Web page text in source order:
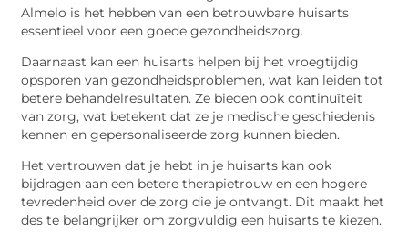
Almelo is het hebben van een betrouwbare huisarts
essentieel voor een goede gezondheidszorg.
Daarnaast kan een huisarts helpen bij het vroegtijdig
opsporen van gezondheidsproblemen, wat kan leiden tot
betere behandelresultaten. Ze bieden ook continuïteit
van zorg, wat betekent dat ze je medische geschiedenis
kennen en gepersonaliseerde zorg kunnen bieden.
Het vertrouwen dat je hebt in je huisarts kan ook
bijdragen aan een betere therapietrouw en een hogere
tevredenheid over de zorg die je ontvangt. Dit maakt het
des te belangrijker om zorgvuldig een huisarts te kiezen.